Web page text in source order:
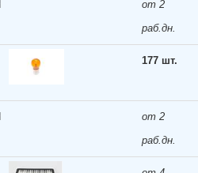
от 2
раб.дн.
177 шт.
от 2
раб.дн.